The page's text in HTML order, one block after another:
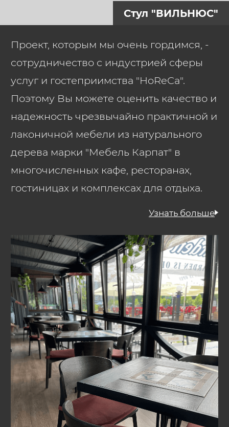
Проект, которым мы очень гордимся, -
сотрудничество с индустрией сферы
услуг и гостеприимства "HoReCa".
Поэтому Вы можете оценить качество и
надежность чрезвычайно практичной и
лаконичной мебели из натурального
дерева марки "Мебель Карпат" в
многочисленных кафе, ресторанах,
гостиницах и комплексах для отдыха.
Узнать больше
Стул "ВИЛЬНЮС"